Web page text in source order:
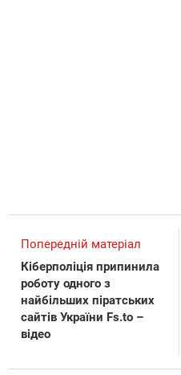
Попередній матеріал
Кіберполіція припинила
роботу одного з
найбільших піратських
сайтів України Fs.to –
відео